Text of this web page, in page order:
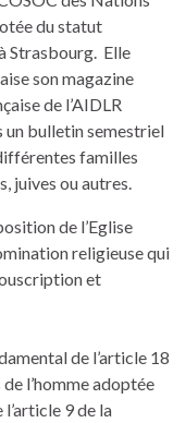
du statut
Strasbourg. Elle
son magazine
de l’AIDLR
un bulletin semestriel
familles
juives ou autres.
de l’Eglise
religieuse qui
et
de l’article 18
l’homme adoptée
9 de la